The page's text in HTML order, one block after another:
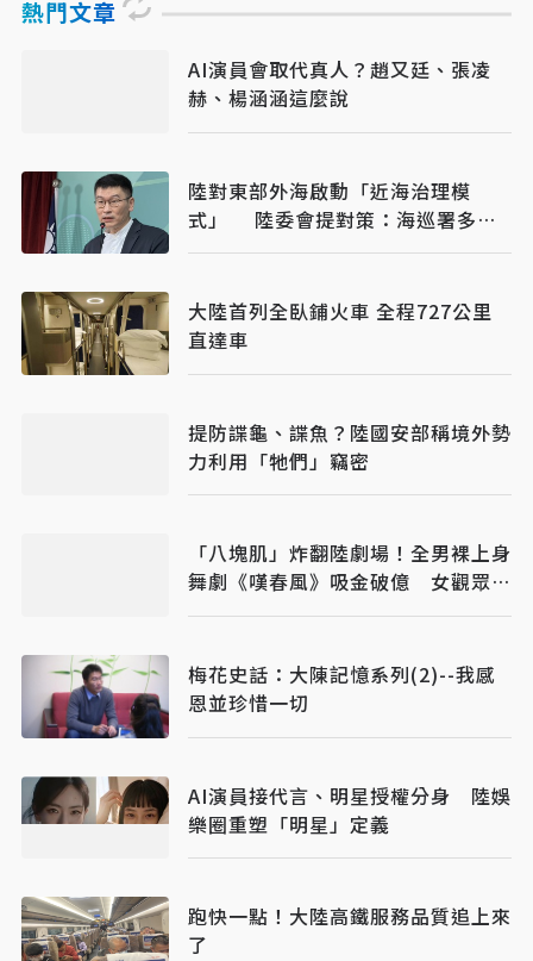
熱門文章
AI演員會取代真人？趙又廷、張凌
赫、楊涵涵這麼說
陸對東部外海啟動「近海治理模
式」 陸委會提對策：海巡署多加
油
大陸首列全臥鋪火車 全程727公里
直達車
提防諜龜、諜魚？陸國安部稱境外勢
力利用「牠們」竊密
「八塊肌」炸翻陸劇場！全男裸上身
舞劇《嘆春風》吸金破億 女觀眾狂
喊：終於懂武則天
梅花史話：大陳記憶系列(2)--我感
恩並珍惜一切
AI演員接代言、明星授權分身 陸娛
樂圈重塑「明星」定義
跑快一點！大陸高鐵服務品質追上來
了